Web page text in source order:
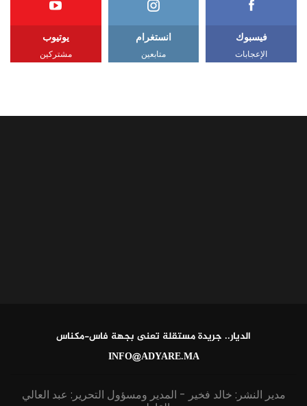
فيسبوك
الإعجابات
انستغرام
متابعين
يوتيوب
مشتركين
الديار.. جريدة مستقلة تعنى بجهة فاس-مكناس
INFO@ADYARE.MA
مدير النشر: خالد فخير - المدير ومسؤول التحرير: عبد العالي